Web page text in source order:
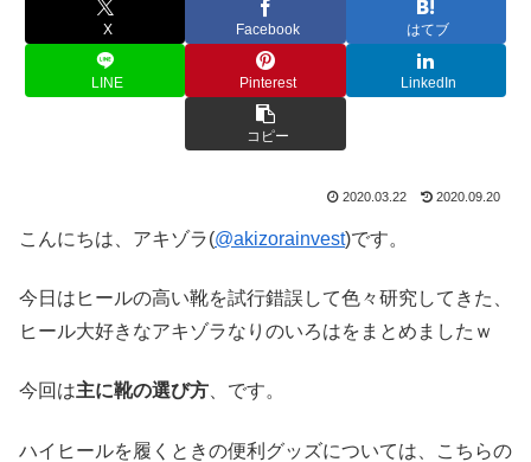
X Facebook はてブ
LINE Pinterest LinkedIn
コピー
2020.03.22 2020.09.20
こんにちは、アキゾラ(@akizorainvest)です。
今日はヒールの高い靴を試行錯誤して色々研究してきた、
ヒール大好きなアキゾラなりのいろはをまとめましたｗ
今回は主に靴の選び方、です。
ハイヒールを履くときの便利グッズについては、こちらの